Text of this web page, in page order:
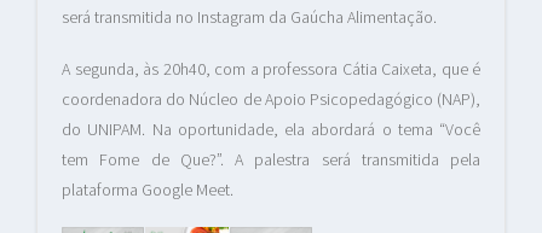
será transmitida no Instagram da Gaúcha Alimentação.
A segunda, às 20h40, com a professora Cátia Caixeta, que é
coordenadora do Núcleo de Apoio Psicopedagógico (NAP),
do UNIPAM. Na oportunidade, ela abordará o tema “Você
tem Fome de Que?”. A palestra será transmitida pela
plataforma Google Meet.